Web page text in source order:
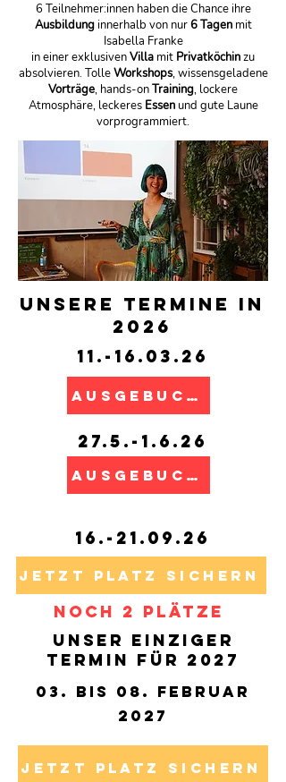
6 Teilnehmer:innen haben die Chance ihre
Ausbildunginnerhalb von nur6 Tagen mit
Isabella Franke
in einer exklusivenVilla mit Privatköchinzu
absolvieren. TolleWorkshops, wissensgeladene
Vorträge, hands-onTraining, lockere
Atmosphäre, leckeres Essenund gute Laune
vorprogrammiert.
UNSERE TERMINE IN
2026
11.-16.03.26
AUSGEBUCHT
27.5.-1.6.26
16.-21.09.26
Jetzt Platz sichern
noch 2 plätze
AUSGEBUCHT
UNSER einziger
TERMIN für 2027
03. BIS 08. Februar
2027
Jetzt Platz sichern